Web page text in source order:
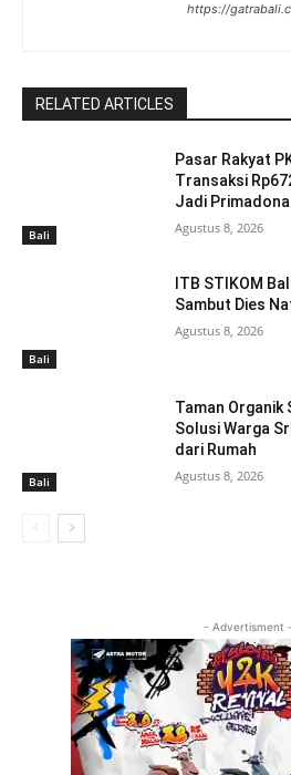
https://
RELATED ARTICLES
Bali
Pasar Rakyat
Transaksi
Jadi Primadona
Agustus 8, 2026
Bali
ITB STIKOM
Sambut Dies
Agustus 8, 2026
Bali
Taman
Solusi Warga
dari Rumah
Agustus 8, 2026
- Advertisment -